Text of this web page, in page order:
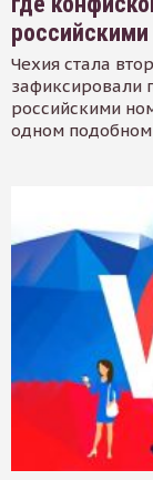
Чехия стала
зафиксировали
российскими
одном подобном